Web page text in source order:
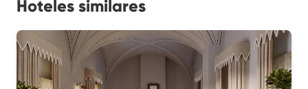
Hoteles similares